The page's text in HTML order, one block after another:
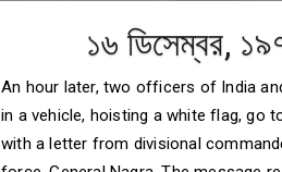
১৬ ডিসেম্বর,
An hour later, two officers of India
in a vehicle, hoisting a white flag, go to
with a letter from divisional